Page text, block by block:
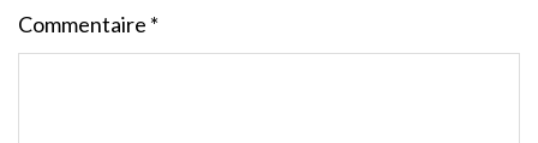
Commentaire *